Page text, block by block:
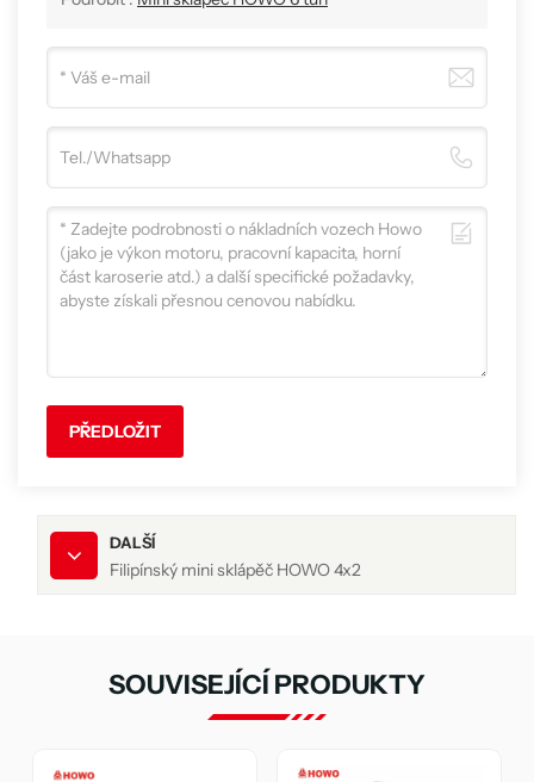
PŘEDLOŽIT
DALŠÍ
Filipínský mini sklápěč HOWO 4x2
SOUVISEJÍCÍ PRODUKTY